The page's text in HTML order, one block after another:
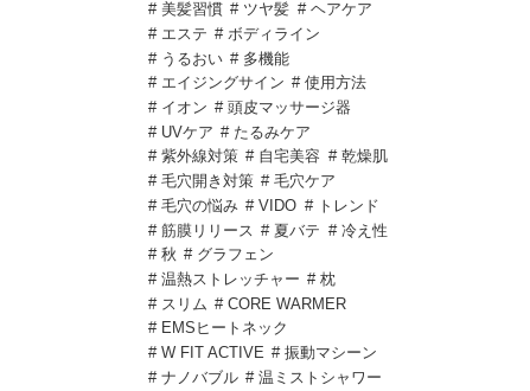
# 美髪習慣 # ツヤ髪 # ヘアケア
# エステ # ボディライン
# うるおい # 多機能
# エイジングサイン # 使用方法
# イオン # 頭皮マッサージ器
# UVケア # たるみケア
# 紫外線対策 # 自宅美容 # 乾燥肌
# 毛穴開き対策 # 毛穴ケア
# 毛穴の悩み # VIDO # トレンド
# 筋膜リリース # 夏バテ # 冷え性
# 秋 # グラフェン
# 温熱ストレッチャー # 枕
# スリム # CORE WARMER
# EMSヒートネック
# W FIT ACTIVE # 振動マシーン
# ナノバブル # 温ミストシャワー